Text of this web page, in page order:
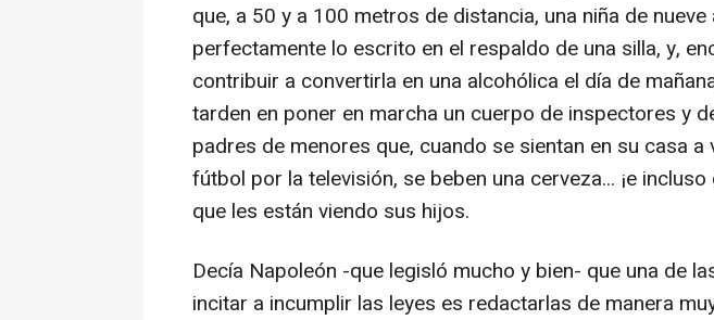
que, a 50 y a 100 metros de distancia, una niña de
perfectamente lo escrito en el respaldo de una silla, y,
contribuir a convertirla en una alcohólica el día de
tarden en poner en marcha un cuerpo de inspectores y
padres de menores que, cuando se sientan en su casa
fútbol por la televisión, se beben una cerveza... ¡e
que les están viendo sus hijos.
Decía Napoleón -que legisló mucho y bien- que una de
incitar a incumplir las leyes es redactarlas de manera